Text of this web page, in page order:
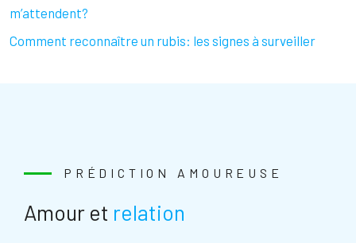
m’attendent?
Comment reconnaître un rubis: les signes à surveiller
PRÉDICTION AMOUREUSE
Amour et relation